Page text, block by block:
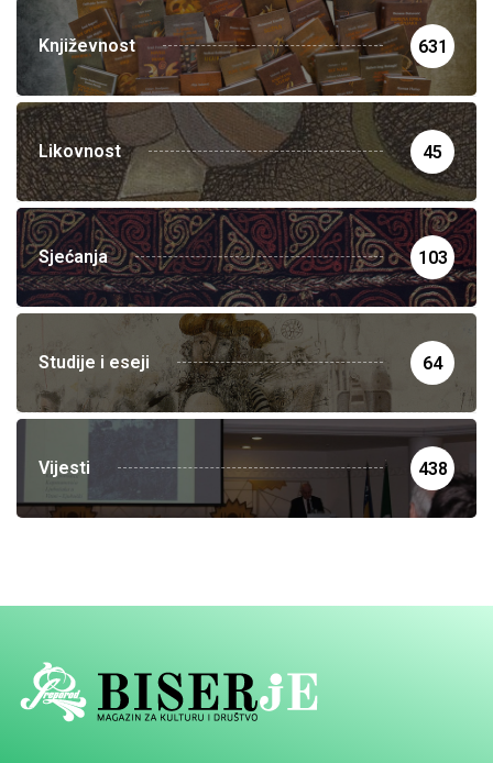
Književnost 631
Likovnost 45
Sjećanja 103
Studije i eseji 64
Vijesti 438